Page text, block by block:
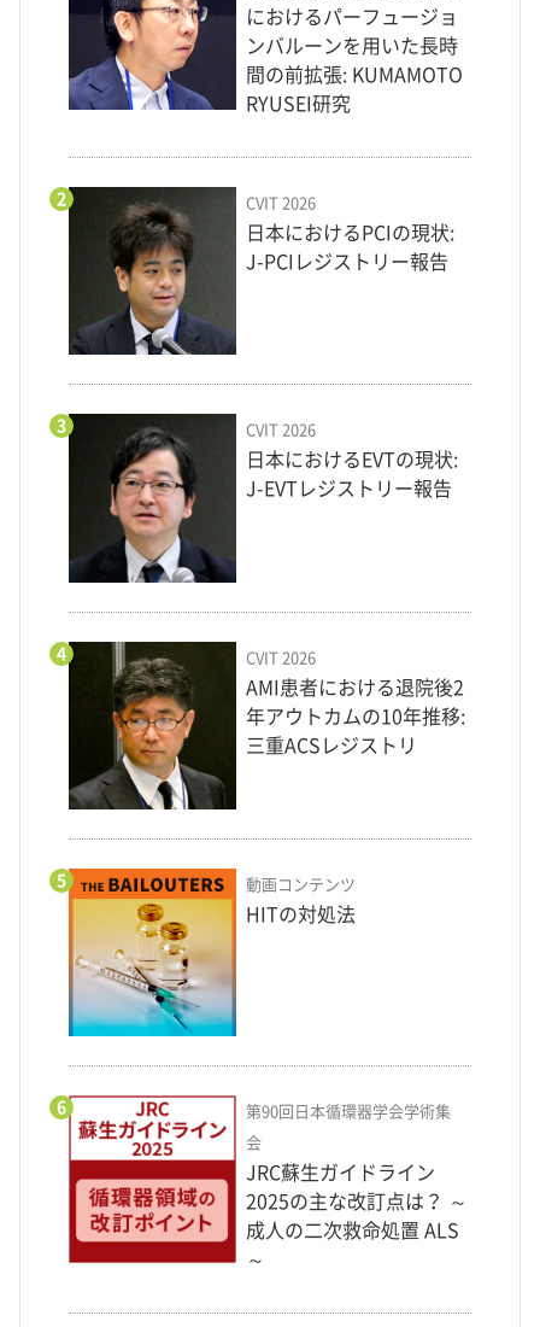
におけるパーフュージョ
ンバルーンを用いた長時
間の前拡張: KUMAMOTO
RYUSEI研究
2 CVIT 2026
日本におけるPCIの現状:
J-PCIレジストリー報告
3 CVIT 2026
日本におけるEVTの現状:
J-EVTレジストリー報告
4 CVIT 2026
AMI患者における退院後2
年アウトカムの10年推移:
三重ACSレジストリ
5 動画コンテンツ
HITの対処法
6
第90回日本循環器学会学術集
会
JRC蘇生ガイドライン
2025の主な改訂点は？ ～
成人の二次救命処置 ALS
～